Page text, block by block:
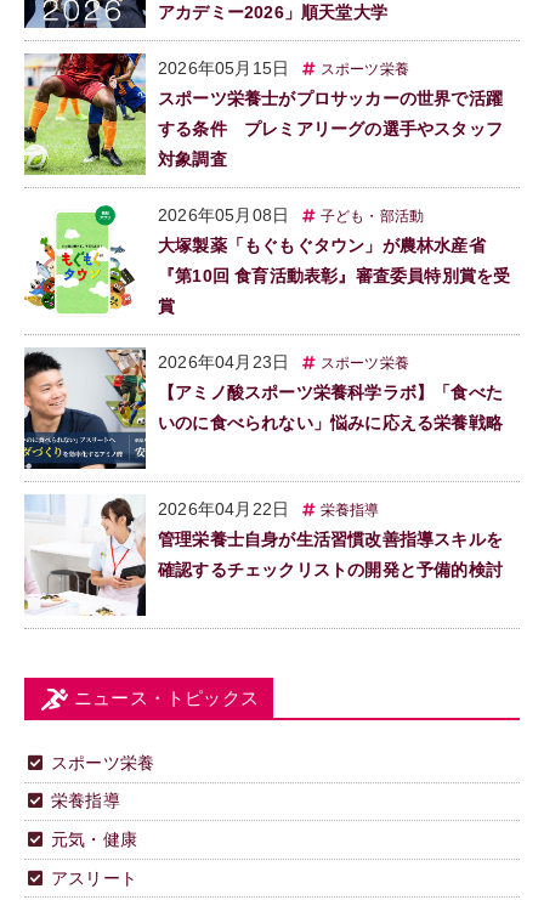
アカデミー2026」順天堂大学
2026年05月15日 スポーツ栄養
スポーツ栄養士がプロサッカーの世界で活躍
する条件 プレミアリーグの選手やスタッフ
対象調査
2026年05月08日 子ども・部活動
大塚製薬「もぐもぐタウン」が農林水産省
『第10回 食育活動表彰』審査委員特別賞を受
賞
2026年04月23日 スポーツ栄養
【アミノ酸スポーツ栄養科学ラボ】「食べた
いのに食べられない」悩みに応える栄養戦略
2026年04月22日 栄養指導
管理栄養士自身が生活習慣改善指導スキルを
確認するチェックリストの開発と予備的検討
ニュース・トピックス
スポーツ栄養
栄養指導
元気・健康
アスリート